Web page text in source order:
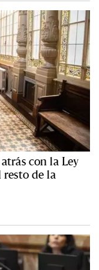
con la Ley
resto de la